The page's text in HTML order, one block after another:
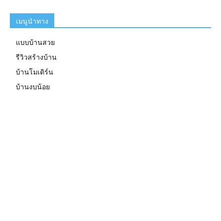
เมนูนำทาง
แบบบ้านสวย
รีวิวสร้างบ้าน
บ้านโมเดิร์น
บ้านงบน้อย